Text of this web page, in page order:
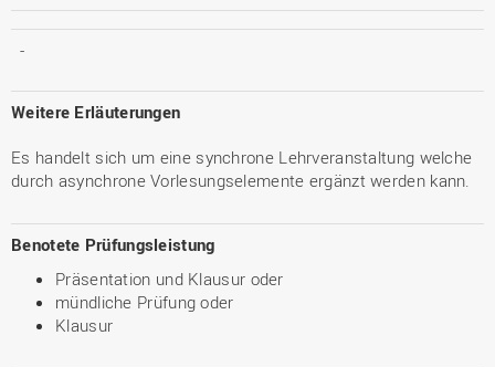
-
Weitere Erläuterungen
Es handelt sich um eine synchrone Lehrveranstaltung welche
durch asynchrone Vorlesungselemente ergänzt werden kann.
Benotete Prüfungsleistung
Präsentation und Klausur oder
mündliche Prüfung oder
Klausur